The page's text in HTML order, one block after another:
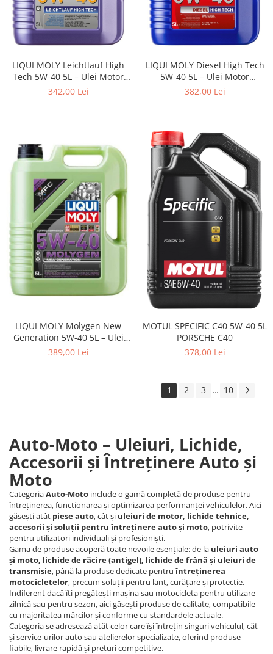
LIQUI MOLY Leichtlauf High
Tech 5W-40 5L – Ulei Motor
Sintetic BMW LL-01, MB 229.5
342,00 Lei
LIQUI MOLY Diesel High Tech
5W-40 5L – Ulei Motor
Semisintetic pentru Motoare
382,00 Lei
LIQUI MOLY Molygen New
Generation 5W-40 5L – Ulei
Motor Sintetic A3/B4 cu
389,00 Lei
MOTUL SPECIFIC C40 5W-40 5L
PORSCHE C40
378,00 Lei
1 2 3 ... 10
Auto-Moto – Uleiuri, Lichide,
Accesorii și Întreținere Auto și
Moto
CategoriaAuto-Moto include o gamă completă de produse pentru
întreținerea, funcționarea și optimizarea performanței vehiculelor. Aici
găsești atât piese auto, cât și uleiuri de motor, lichide tehnice,
accesorii și soluții pentru întreținere auto și moto, potrivite
pentru utilizatori individuali și profesioniști.
Gama de produse acoperă toate nevoile esențiale: de la uleiuri auto
și moto, lichide de răcire (antigel), lichide de frână și uleiuri de
transmisie, până la produse dedicate pentruîntreținerea
motocicletelor, precum soluții pentru lanț, curățare și protecție.
Indiferent dacă îți pregătești mașina sau motocicleta pentru utilizare
zilnică sau pentru sezon, aici găsești produse de calitate, compatibile
cu majoritatea mărcilor și conforme cu standardele actuale.
Categoria se adresează atât celor care își întrețin singuri vehiculul, cât
și service-urilor auto sau atelierelor specializate, oferind produse
fiabile, livrare rapidă și prețuri competitive.